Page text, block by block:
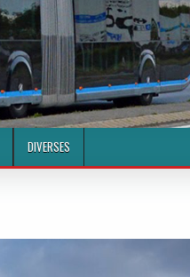
DIVERSES